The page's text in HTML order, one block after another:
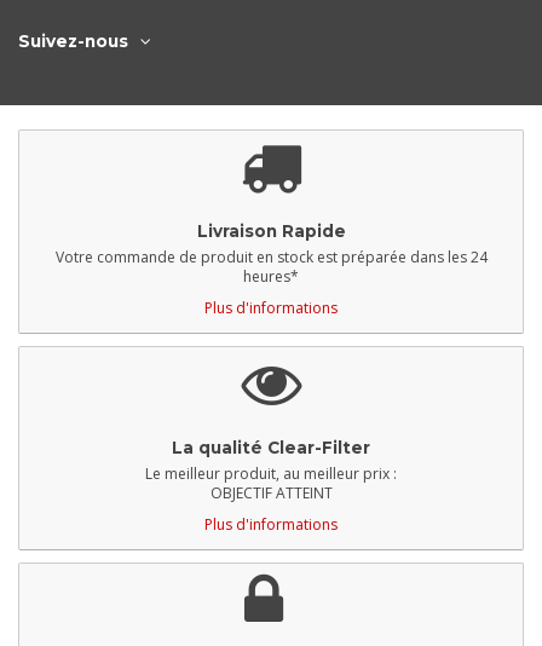
Suivez-nous
Livraison Rapide
Votre commande de produit en stock est préparée dans les 24
heures*
Plus d'informations
La qualité Clear-Filter
Le meilleur produit, au meilleur prix :
OBJECTIF ATTEINT
Plus d'informations